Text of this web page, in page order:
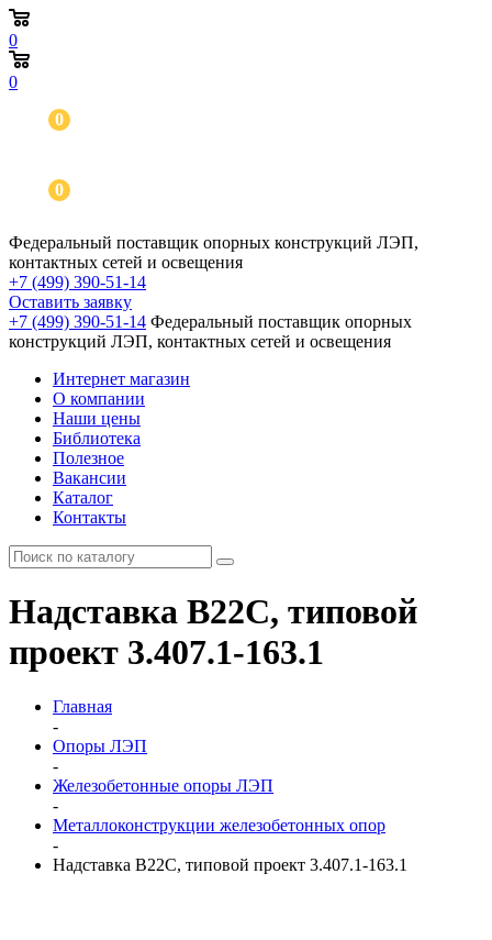
0
0
0
0
Федеральный поставщик опорных конструкций ЛЭП,
контактных сетей и освещения
+7 (499) 390-51-14
Оставить заявку
+7 (499) 390-51-14 Федеральный поставщик опорных
конструкций ЛЭП, контактных сетей и освещения
Интернет магазин
О компании
Наши цены
Библиотека
Полезное
Вакансии
Каталог
Контакты
Надставка В22С, типовой
проект 3.407.1-163.1
Главная
-
Опоры ЛЭП
-
Железобетонные опоры ЛЭП
-
Металлоконструкции железобетонных опор
-
Надставка В22С, типовой проект 3.407.1-163.1